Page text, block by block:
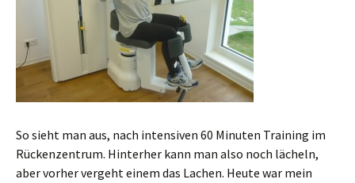
So sieht man aus, nach intensiven 60 Minuten Training im
Rückenzentrum. Hinterher kann man also noch lächeln,
aber vorher vergeht einem das Lachen. Heute war mein